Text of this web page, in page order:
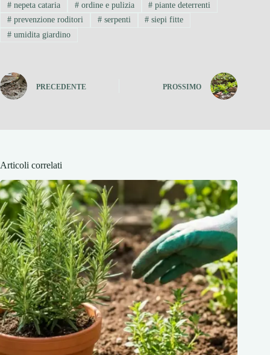
#nepeta cataria #ordine e pulizia # piante deterrenti
#prevenzione roditori #serpenti # siepi fitte
#umidita giardino
PRECEDENTE PROSSIMO
Articoli correlati